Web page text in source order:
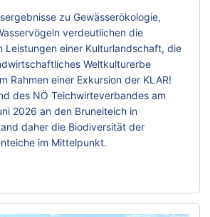
zu Gewässerökologie,
verdeutlichen die
Leistungen einer Kulturlandschaft, die
Weltkulturerbe
Rahmen einer Exkursion der KLAR!
des NÖ Teichwirteverbandes am
2026 an den Bruneiteich in
daher die Biodiversität der
im Mittelpunkt.